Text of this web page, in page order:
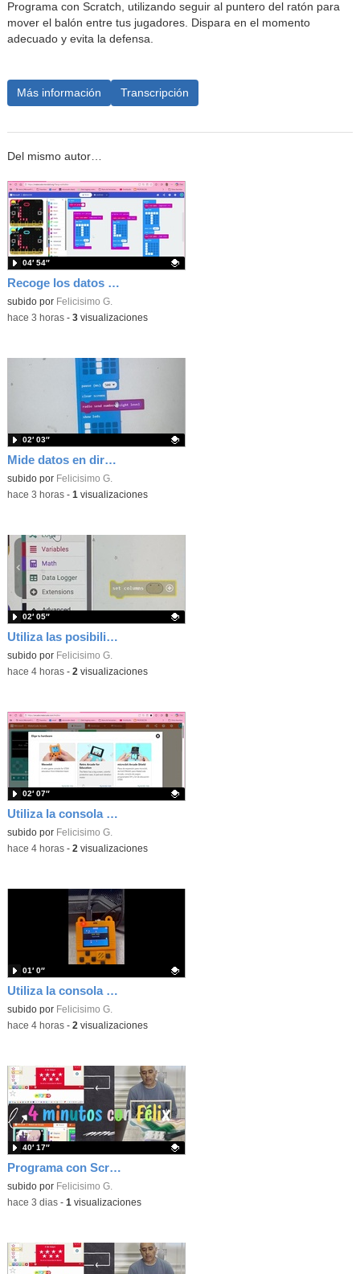
Programa con Scratch, utilizando seguir al puntero del ratón para
mover el balón entre tus jugadores. Dispara en el momento
adecuado y evita la defensa.
Más información Transcripción
Del mismo autor…
Recoge los datos en una gráfica programando tu placa microbit con MakeCode y conoce la Tª y nivel de luz en este eclipse
Contenido educativo.
subido por Felicisimo G.
04′ 54″
-hace 3 horas- 3visualizaciones
Mide datos en directo usando tu placa microbit y programando con MakeCode dos placas conectadas por radio
Contenido educativo.
subido por Felicisimo G.
02′ 03″
-hace 3 horas- 1 visualizaciones
Utiliza las posibilidades de tu microbit programando com MakeCode para medir temperatura y nivel de luz con Datalogger
Contenido educativo.
subido por Felicisimo G.
02′ 05″
-hace 4 horas- 2 visualizaciones
Utiliza la consola Mewbit de Kittenbot para llevar tus juegos arcade de MakeCode a tu mano
Contenido educativo.
subido por Felicisimo G.
02′ 07″
-hace 4 horas- 2 visualizaciones
Utiliza la consola Meowbit de KIttenbot para jugar con tus programas MakeCode Arcade
Contenido educativo.
subido por Felicisimo G.
01′ 0″
-hace 4 horas- 2 visualizaciones
Programa con Scratch, 8 diferentes juegos para vivir la emoción de los partidos de España en el mundial 2026
Contenido educativo.
subido por Felicisimo G.
40′ 17″
-hace 3 dias- 1 visualizaciones